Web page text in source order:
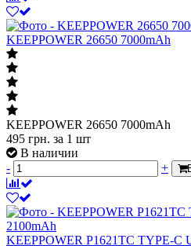
KEEPPOWER 26650 7000mAh
KEEPPOWER 26650 7000mAh
495 грн. за 1 шт
В наличии
-
+
KEEPPOWER P1621TC TYPE-C